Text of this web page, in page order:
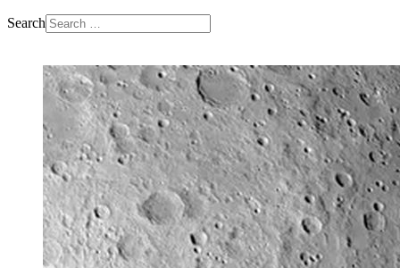
Search